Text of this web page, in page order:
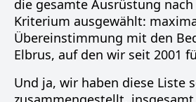
die gesamte Ausrüstung
Kriterium ausgewählt:
Übereinstimmung mit den
Elbrus, auf den wir seit 2001
Und ja, wir haben diese Liste